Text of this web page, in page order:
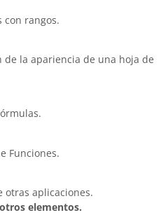
con rangos.
de la apariencia de una hoja de
Funciones.
otras aplicaciones.
elementos.